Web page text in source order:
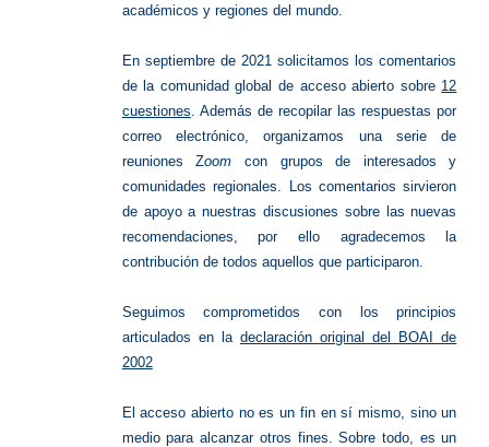
académicos y regiones del mundo.
En septiembre de 2021 solicitamos los comentarios
de la comunidad global de acceso abierto sobre 12
cuestiones . Además de recopilar las respuestas por
correo electrónico, organizamos una serie de
reuniones Zoom con grupos de interesados y
comunidades regionales. Los comentarios sirvieron
de apoyo a nuestras discusiones sobre las nuevas
recomendaciones, por ello agradecemos la
contribución de todos aquellos que participaron.
Seguimos comprometidos con los principios
articulados en la declaración original del BOAI de
2002
El acceso abierto no es un fin en sí mismo, sino un
medio para alcanzar otros fines. Sobre todo, es un